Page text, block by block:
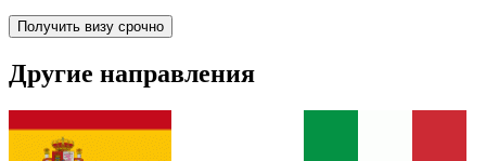
Получить визу срочно
Другие направления